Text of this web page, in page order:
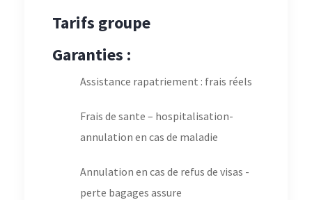
Tarifs groupe
Garanties :
Assistance rapatriement : frais réels
Frais de sante – hospitalisation-
annulation en cas de maladie
Annulation en cas de refus de visas -
perte bagages assure